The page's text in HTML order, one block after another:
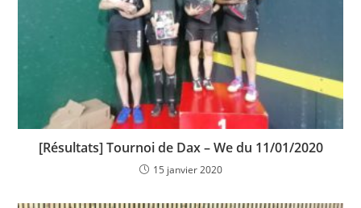
[Résultats] Tournoi de Dax – We du 11/01/2020
15 janvier 2020